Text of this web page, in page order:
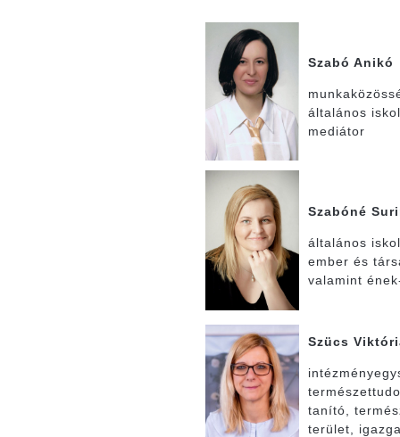
Szabó Anikó
általános
mediátor
Szabóné
általános
ember és
valamint
Szücs
tanító,
terület,